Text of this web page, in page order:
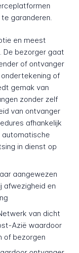
garanderen.
en meest
De bezorger gaat
of ontvanger
of
gemak van
zonder zelf
van ontvanger
afhankelijk
automatische
in dienst op
aangewezen
afwezigheid en
van dicht
Azië waardoor
of bezorgen